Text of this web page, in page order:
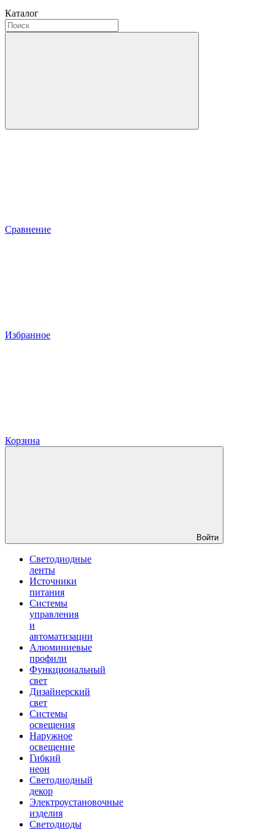
Каталог
Сравнение
Избранное
Корзина
Войти
Светодиодные
ленты
Источники
питания
Системы
управления
и
автоматизации
Алюминиевые
профили
Функциональный
свет
Дизайнерский
свет
Системы
освещения
Наружное
освещение
Гибкий
неон
Светодиодный
декор
Электроустановочные
изделия
Светодиоды